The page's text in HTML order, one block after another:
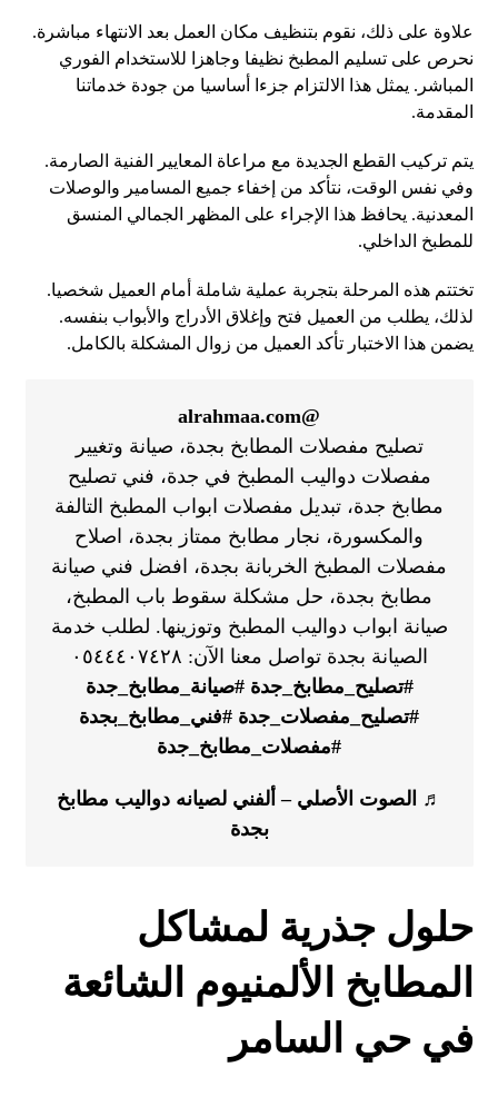
علاوة على ذلك، نقوم بتنظيف مكان العمل بعد الانتهاء مباشرة.
نحرص على تسليم المطبخ نظيفا وجاهزا للاستخدام الفوري
المباشر. يمثل هذا الالتزام جزءا أساسيا من جودة خدماتنا
المقدمة.
يتم تركيب القطع الجديدة مع مراعاة المعايير الفنية الصارمة.
وفي نفس الوقت، نتأكد من إخفاء جميع المسامير والوصلات
المعدنية. يحافظ هذا الإجراء على المظهر الجمالي المنسق
للمطبخ الداخلي.
تختتم هذه المرحلة بتجربة عملية شاملة أمام العميل شخصيا.
لذلك، يطلب من العميل فتح وإغلاق الأدراج والأبواب بنفسه.
يضمن هذا الاختبار تأكد العميل من زوال المشكلة بالكامل.
@alrahmaa.com
تصليح مفصلات المطابخ بجدة، صيانة وتغيير
مفصلات دواليب المطبخ في جدة، فني تصليح
مطابخ جدة، تبديل مفصلات ابواب المطبخ التالفة
والمكسورة، نجار مطابخ ممتاز بجدة، اصلاح
مفصلات المطبخ الخربانة بجدة، افضل فني صيانة
مطابخ بجدة، حل مشكلة سقوط باب المطبخ،
صيانة ابواب دواليب المطبخ وتوزينها. لطلب خدمة
الصيانة بجدة تواصل معنا الآن: ٠٥٤٤٤٠٧٤٢٨
#تصليح_مطابخ_جدة #صيانة_مطابخ_جدة
#تصليح_مفصلات_جدة #فني_مطابخ_بجدة
#مفصلات_مطابخ_جدة
♬ الصوت الأصلي – ألفني لصيانه دواليب مطابخ
بجدة
حلول جذرية لمشاكل
المطابخ الألمنيوم الشائعة
في حي السامر